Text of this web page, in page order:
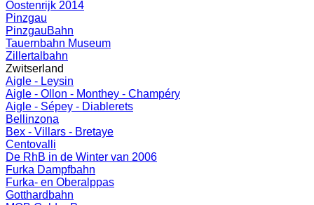
Oostenrijk 2014
Pinzgau
PinzgauBahn
Tauernbahn Museum
Zillertalbahn
Zwitserland
Aigle - Leysin
Aigle - Ollon - Monthey - Champéry
Aigle - Sépey - Diablerets
Bellinzona
Bex - Villars - Bretaye
Centovalli
De RhB in de Winter van 2006
Furka Dampfbahn
Furka- en Oberalppas
Gotthardbahn